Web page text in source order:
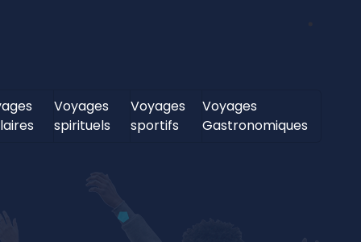
Voyages
spirituels
Voyages
sportifs
Voyages
Gastronomiques